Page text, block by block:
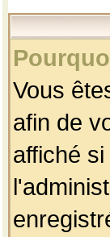
Vous
afin de
affiché